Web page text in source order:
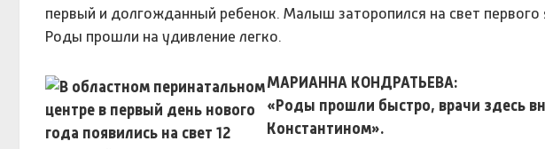
первый и долгожданный ребенок. Малыш заторопился на свет
Роды прошли на удивление легко.
МАРИАННА КОНДРАТЬЕВА:
«Роды прошли быстро, врачи здесь
Константином».